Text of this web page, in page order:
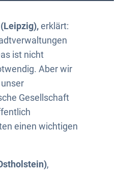
erklärt:
ist nicht
Aber wir
Gesellschaft
einen wichtigen
,